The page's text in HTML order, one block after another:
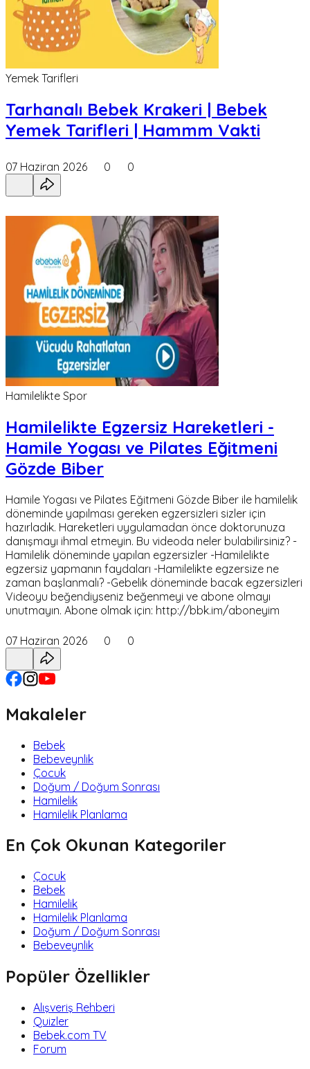
Yemek Tarifleri
Tarhanalı Bebek Krakeri | Bebek
Yemek Tarifleri | Hammm Vakti
07 Haziran 2026 0 0
Hamilelikte Spor
Hamilelikte Egzersiz Hareketleri -
Hamile Yogası ve Pilates Eğitmeni
Gözde Biber
Hamile Yogası ve Pilates Eğitmeni Gözde Biber ile hamilelik
döneminde yapılması gereken egzersizleri sizler için
hazırladık. Hareketleri uygulamadan önce doktorunuza
danışmayı ihmal etmeyin. Bu videoda neler bulabilirsiniz? -
Hamilelik döneminde yapılan egzersizler -Hamilelikte
egzersiz yapmanın faydaları -Hamilelikte egzersize ne
zaman başlanmalı? -Gebelik döneminde bacak egzersizleri
Videoyu beğendiyseniz beğenmeyi ve abone olmayı
unutmayın. Abone olmak için: http://bbk.im/aboneyim
07 Haziran 2026 0 0
Makaleler
Bebek
Bebeveynlik
Çocuk
Doğum / Doğum Sonrası
Hamilelik
Hamilelik Planlama
En Çok Okunan Kategoriler
Çocuk
Bebek
Hamilelik
Hamilelik Planlama
Doğum / Doğum Sonrası
Bebeveynlik
Popüler Özellikler
Alışveriş Rehberi
Quizler
Bebek.com TV
Forum